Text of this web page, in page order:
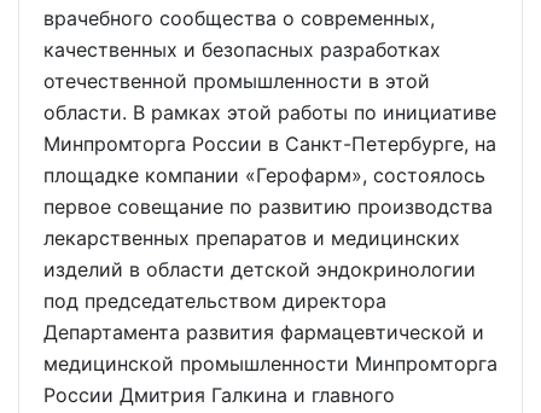
врачебного сообщества о современных,
качественных и безопасных разработках
отечественной промышленности в этой
области. В рамках этой работы по инициативе
Минпромторга России в Санкт-Петербурге, на
площадке компании «Герофарм», состоялось
первое совещание по развитию производства
лекарственных препаратов и медицинских
изделий в области детской эндокринологии
под председательством директора
Департамента развития фармацевтической и
медицинской промышленности Минпромторга
России Дмитрия Галкина и главного